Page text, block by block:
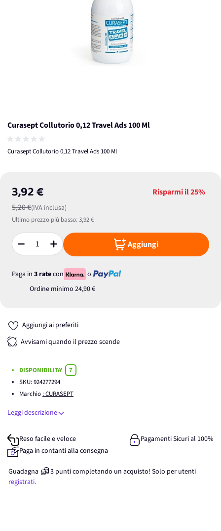
Curasept Collutorio 0,12 Travel Ads 100 Ml
Curasept Collutorio 0,12 Travel Ads 100 Ml
3,92 €
5,20 €(IVA inclusa)
Risparmi il25%
Ultimo prezzo più basso:3,92 €
Quantità Aggiungi
Paga in 3 ratecon
o
Ordine minimo 24,90 €
Aggiungi ai preferiti
Avvisami quando il prezzo scende
DISPONIBILITA'
7
SKU:924277294
Marchio : CURASEPT
Leggi descrizione
Reso facile e veloce
Pagamenti Sicuri al 100%
Paga in contanti alla consegna
Guadagna 3 punticompletando un acquisto! Solo per utenti
registrati.